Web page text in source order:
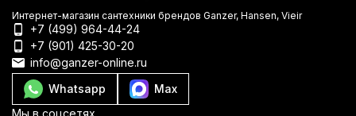
Интернет-магазин сантехники брендов Ganzer, Hansen, Vieir
+7 (499) 964-44-24
+7 (901) 425-30-20
info@ganzer-online.ru
Whatsapp
Max
Мы в соцсетях